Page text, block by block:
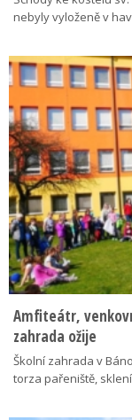
nebyly vyloženě v
Amfiteátr,
zahrada ožije
Školní zahrada v
torza pařeniště,